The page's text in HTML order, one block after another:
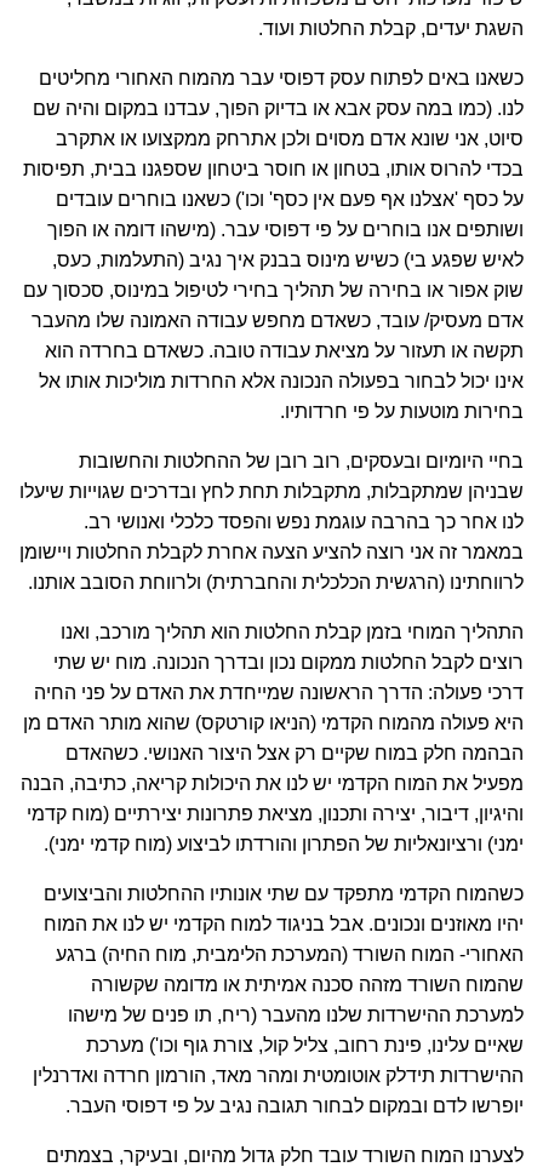
השגת יעדים, קבלת החלטות ועוד.
כשאנו באים לפתוח עסק דפוסי עבר מהמוח האחורי מחליטים
לנו. (כמו במה עסק אבא או בדיוק הפוך, עבדנו במקום והיה שם
סיוט, אני שונא אדם מסוים ולכן אתרחק ממקצועו או אתקרב
בכדי להרוס אותו, בטחון או חוסר ביטחון שספגנו בבית, תפיסות
על כסף 'אצלנו אף פעם אין כסף' וכו') כשאנו בוחרים עובדים
ושותפים אנו בוחרים על פי דפוסי עבר. (מישהו דומה או הפוך
לאיש שפגע בי) כשיש מינוס בבנק איך נגיב (התעלמות, כעס,
שוק אפור או בחירה של תהליך בחירי לטיפול במינוס, סכסוך עם
אדם מעסיק/ עובד, כשאדם מחפש עבודה האמונה שלו מהעבר
תקשה או תעזור על מציאת עבודה טובה. כשאדם בחרדה הוא
אינו יכול לבחור בפעולה הנכונה אלא החרדות מוליכות אותו אל
בחירות מוטעות על פי חרדותיו.
בחיי היומיום ובעסקים, רוב רובן של ההחלטות והחשובות
שבניהן שמתקבלות, מתקבלות תחת לחץ ובדרכים שגוייות שיעלו
לנו אחר כך בהרבה עוגמת נפש והפסד כלכלי ואנושי רב.
במאמר זה אני רוצה להציע הצעה אחרת לקבלת החלטות ויישומן
לרווחתינו (הרגשית הכלכלית והחברתית) ולרווחת הסובב אותנו.
התהליך המוחי בזמן קבלת החלטות הוא תהליך מורכב, ואנו
רוצים לקבל החלטות ממקום נכון ובדרך הנכונה. מוח יש שתי
דרכי פעולה: הדרך הראשונה שמייחדת את האדם על פני החיה
היא פעולה מהמוח הקדמי (הניאו קורטקס) שהוא מותר האדם מן
הבהמה חלק במוח שקיים רק אצל היצור האנושי. כשהאדם
מפעיל את המוח הקדמי יש לנו את היכולות קריאה, כתיבה, הבנה
והיגיון, דיבור, יצירה ותכנון, מציאת פתרונות יצירתיים (מוח קדמי
ימני) ורציונאליות של הפתרון והורדתו לביצוע (מוח קדמי ימני).
כשהמוח הקדמי מתפקד עם שתי אונותיו ההחלטות והביצועים
יהיו מאוזנים ונכונים. אבל בניגוד למוח הקדמי יש לנו את המוח
האחורי- המוח השורד (המערכת הלימבית, מוח החיה) ברגע
שהמוח השורד מזהה סכנה אמיתית או מדומה שקשורה
למערכת ההישרדות שלנו מהעבר (ריח, תו פנים של מישהו
שאיים עלינו, פינת רחוב, צליל קול, צורת גוף וכו') מערכת
ההישרדות תידלק אוטומטית ומהר מאד, הורמון חרדה ואדרנלין
יופרשו לדם ובמקום לבחור תגובה נגיב על פי דפוסי העבר.
לצערנו המוח השורד עובד חלק גדול מהיום, ובעיקר, בצמתים